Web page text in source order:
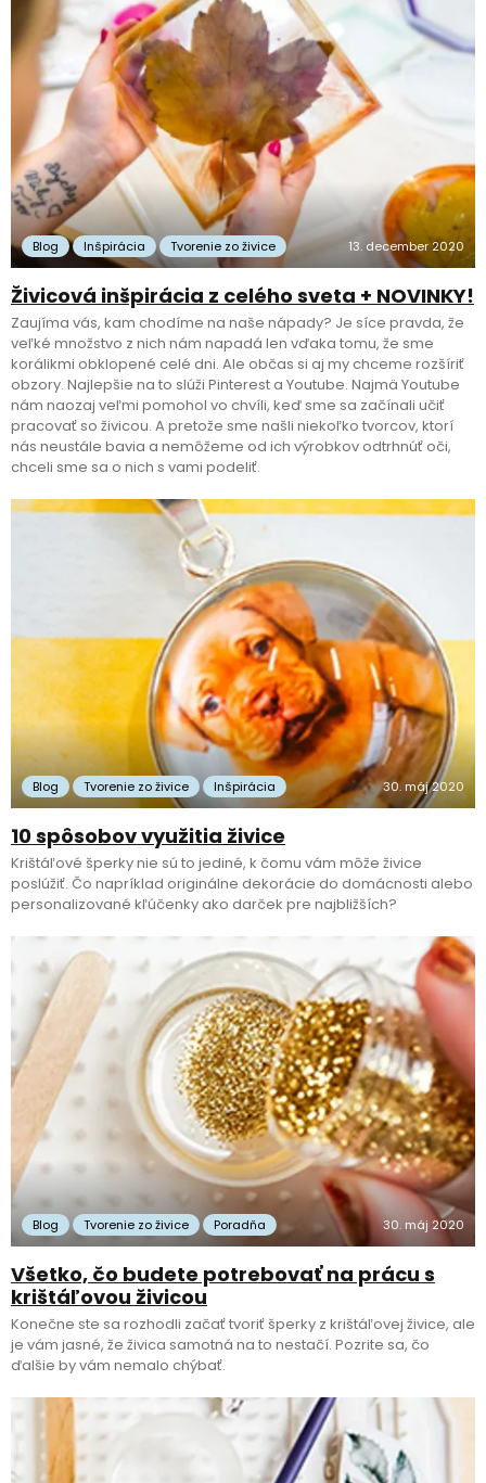
Blog Inšpirácia Tvorenie zo živice 13. december 2020
Živicová inšpirácia z celého sveta + NOVINKY!
Zaujíma vás, kam chodíme na naše nápady? Je síce pravda, že
veľké množstvo z nich nám napadá len vďaka tomu, že sme
korálikmi obklopené celé dni. Ale občas si aj my chceme rozšíriť
obzory. Najlepšie na to slúži Pinterest a Youtube. Najmä Youtube
nám naozaj veľmi pomohol vo chvíli, keď sme sa začínali učiť
pracovať so živicou. A pretože sme našli niekoľko tvorcov, ktorí
nás neustále bavia a nemôžeme od ich výrobkov odtrhnúť oči,
chceli sme sa o nich s vami podeliť.
Blog Tvorenie zo živice Inšpirácia 30. máj 2020
10 spôsobov využitia živice
Krištáľové šperky nie sú to jediné, k čomu vám môže živice
poslúžiť. Čo napríklad originálne dekorácie do domácnosti alebo
personalizované kľúčenky ako darček pre najbližších?
Blog Tvorenie zo živice Poradňa 30. máj 2020
Všetko, čo budete potrebovať na prácu s
krištáľovou živicou
Konečne ste sa rozhodli začať tvoriť šperky z krištáľovej živice, ale
je vám jasné, že živica samotná na to nestačí. Pozrite sa, čo
ďalšie by vám nemalo chýbať.